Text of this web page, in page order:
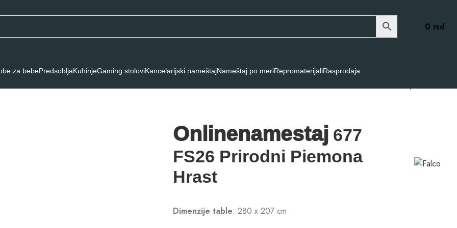
0 rsd
za bebePredsobljaKuhinjeGaming stoloviKancelarijski nameštajNameštaj po meriRepromaterijaliRasprodaja
Onlinenamestaj 677
FS26 Prirodni Piemona
Hrast
Dimenzije table: 280 x 207 cm